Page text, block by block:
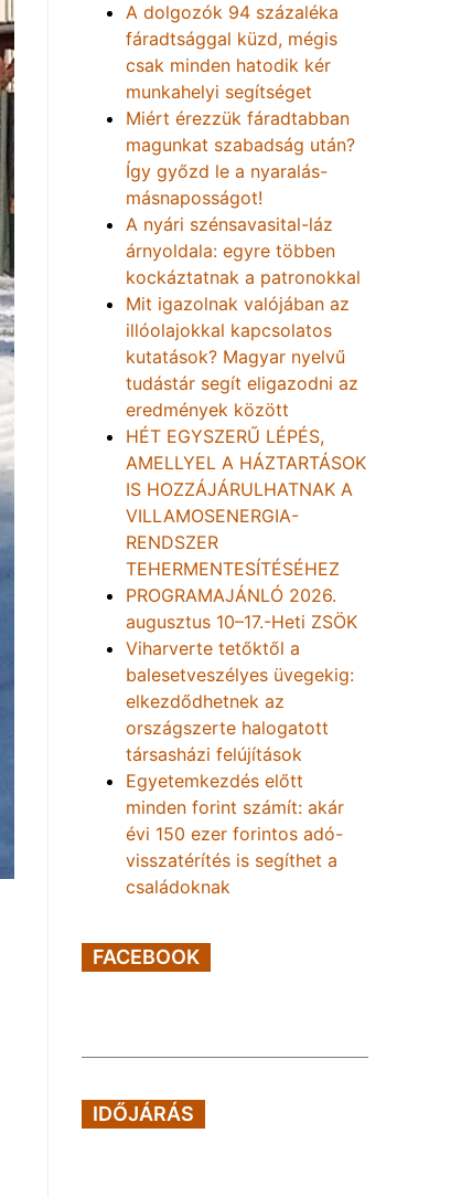
A dolgozók 94 százaléka
fáradtsággal küzd, mégis
csak minden hatodik kér
munkahelyi segítséget
Miért érezzük fáradtabban
magunkat szabadság után?
Így győzd le a nyaralás-
másnaposságot!
A nyári szénsavasital-láz
árnyoldala: egyre többen
kockáztatnak a patronokkal
Mit igazolnak valójában az
illóolajokkal kapcsolatos
kutatások? Magyar nyelvű
tudástár segít eligazodni az
eredmények között
HÉT EGYSZERŰ LÉPÉS,
AMELLYEL A HÁZTARTÁSOK
IS HOZZÁJÁRULHATNAK A
VILLAMOSENERGIA-
RENDSZER
TEHERMENTESÍTÉSÉHEZ
PROGRAMAJÁNLÓ 2026.
augusztus 10–17.-Heti ZSÖK
Viharverte tetőktől a
balesetveszélyes üvegekig:
elkezdődhetnek az
országszerte halogatott
társasházi felújítások
Egyetemkezdés előtt
minden forint számít: akár
évi 150 ezer forintos adó-
visszatérítés is segíthet a
családoknak
FACEBOOK
IDŐJÁRÁS